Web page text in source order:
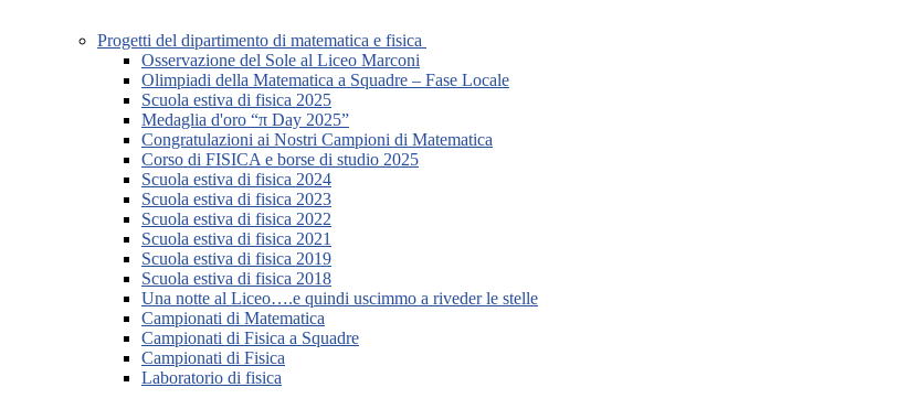
Progetti del dipartimento di matematica e fisica
Osservazione del Sole al Liceo Marconi
Olimpiadi della Matematica a Squadre – Fase Locale
Scuola estiva di fisica 2025
Medaglia d'oro “π Day 2025”
Congratulazioni ai Nostri Campioni di Matematica
Corso di FISICA e borse di studio 2025
Scuola estiva di fisica 2024
Scuola estiva di fisica 2023
Scuola estiva di fisica 2022
Scuola estiva di fisica 2021
Scuola estiva di fisica 2019
Scuola estiva di fisica 2018
Una notte al Liceo….e quindi uscimmo a riveder le stelle
Campionati di Matematica
Campionati di Fisica a Squadre
Campionati di Fisica
Laboratorio di fisica